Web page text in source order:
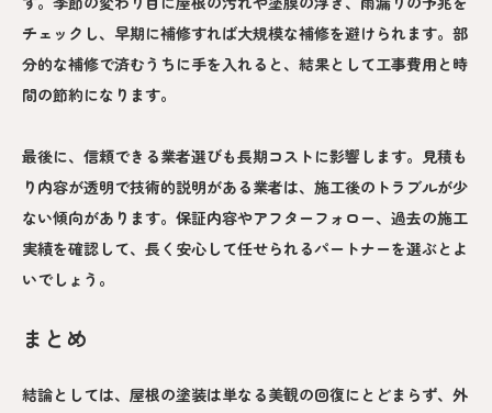
チェックし、早期に補修すれば大規模な補修を避けられます。部
分的な補修で済むうちに手を入れると、結果として工事費用と時
間の節約になります。
最後に、信頼できる業者選びも長期コストに影響します。見積も
り内容が透明で技術的説明がある業者は、施工後のトラブルが少
ない傾向があります。保証内容やアフターフォロー、過去の施工
実績を確認して、長く安心して任せられるパートナーを選ぶとよ
いでしょう。
まとめ
結論としては、屋根の塗装は単なる美観の回復にとどまらず、外